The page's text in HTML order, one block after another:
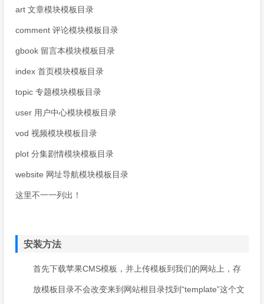
art 文章模块模板目录
comment 评论模块模板目录
gbook 留言本模块模板目录
index 首页模块模板目录
topic 专题模块模板目录
user 用户中心模块模板目录
vod 视频模块模板目录
plot 分集剧情模块模板目录
website 网址导航模块模板目录
这里不一一列出！
安装方法
首先下载苹果CMS模板，并上传模板到我们的网站上，存
放模板目录不会改变来到网站根目录找到“template”这个文